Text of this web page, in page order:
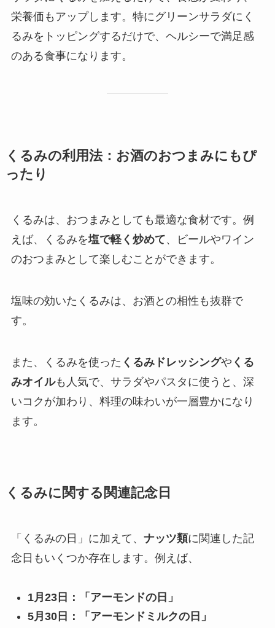
栄養価もアップします。特にグリーンサラダにく
るみをトッピングするだけで、ヘルシーで満足感
のある食事になります。
くるみの利用法：お酒のおつまみにもぴ
ったり
くるみは、おつまみとしても最適な食材です。例
えば、くるみを塩で軽く炒めて、ビールやワイン
のおつまみとして楽しむことができます。
塩味の効いたくるみは、お酒との相性も抜群で
す。
また、くるみを使った くるみドレッシングや くる
みオイルも人気で、サラダやパスタに使うと、深
いコクが加わり、料理の味わいが一層豊かになり
ます。
くるみに関する関連記念日
「くるみの日」に加えて、 ナッツ類に関連した記
念日もいくつか存在します。例えば、
1月23日：「アーモンドの日」
5月30日：「アーモンドミルクの日」